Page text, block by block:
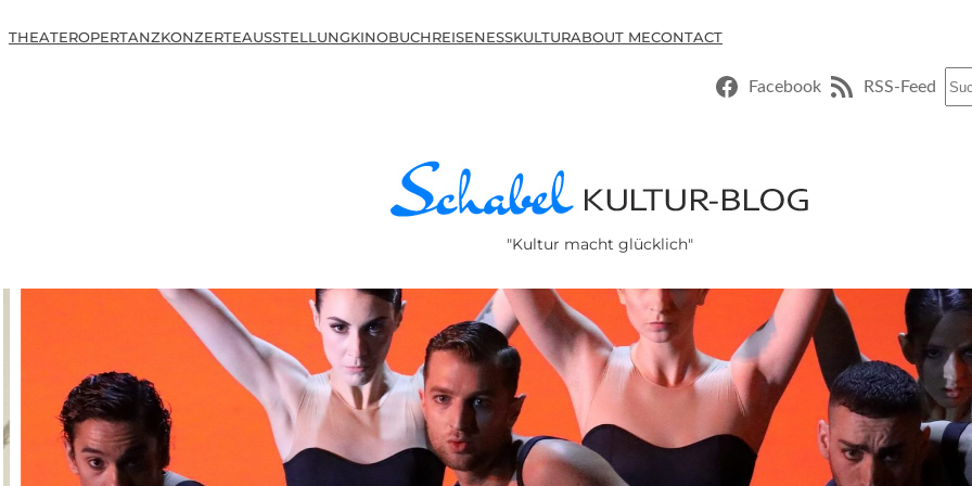
THEATEROPERTANZKONZERTEAUSSTELLUNGKINOBUCHREISENESSKULTURABOUT MECONTACT
Facebook RSS-Feed
"Kultur macht glücklich"